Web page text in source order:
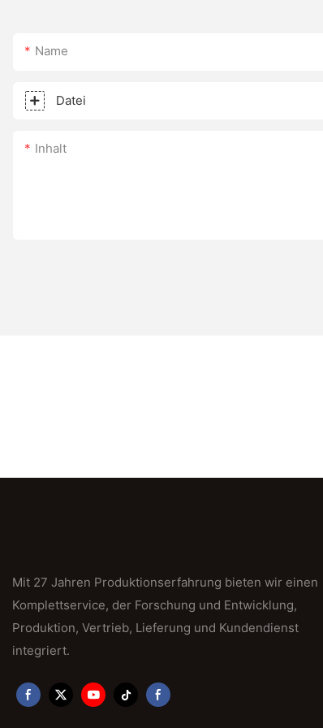
Name
Datei
Inhalt
Mit 27 Jahren Produktionserfahrung bieten wir einen
Komplettservice, der Forschung und Entwicklung,
Produktion, Vertrieb, Lieferung und Kundendienst
integriert.